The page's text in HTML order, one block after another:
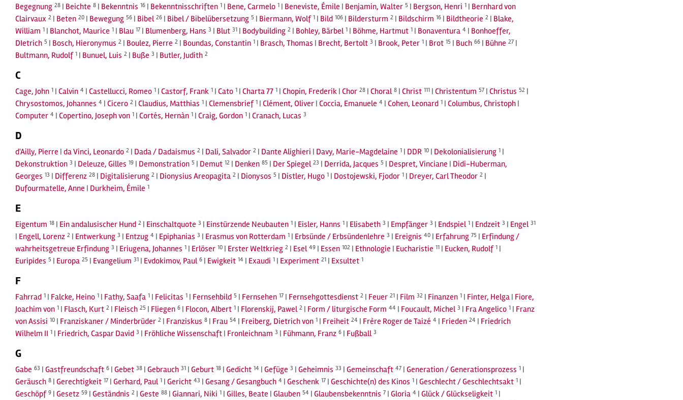
Begegnung 28 | Beichte 8 | Bekenntnis 16 | Bekenntnisschriften 1 | Bene, Carmelo 1 | Beneviste, Émile | Benjamin, Walter 5 | Bergson, Henri 1 | Bernhard von
Clairvaux 2 | Beten 20 | Bewegung 56 | Bibel 26 | Bibel / Bibelübersetzung 5 | Biermann, Wolf 1 | Bild 106 | Bildersturm 2 | Bildschirm 16 | Bildtheorie 2 | Blake,
William 1 | Blanchot, Maurice 1 | Blau 17 | Blumenberg, Hans 3 | Blut 31 | Bodybuilding 2 | Bohley, Bärbel 1 | Böhme, Hartmut 1 | Bonaventura 4 | Bonhoeffer,
DIetrich 5 | Bosch, Hieronymus 2 | Boulez, Pierre 2 | Boundas, Constantin 1 | Brasch, Thomas | Brecht, Bertolt 3 | Brook, Peter 1 | Brot 15 | Buch 66 | Bühne 27 |
Bultmann, Rudolf 1 | Bunuel, Luis 2 | Buße 3 | Butler, Judith 2
C
Cage, John 1 | Calvin 4 | Castellucci, Romeo 1 | Castorf, Frank 1 | Cato 1 | Charta 77 1 | Chopin, Frederik | Chor 28 | Choral 8 | Christ 111 | Christentum 57 | Christus 52 |
Chrysostomos, Johannes 4 | Cicero 2 | Claudius, Matthias 1 | Clemensbrief 1 | Clément, Oliver | Coccia, Emanuele 4 | Cohen, Leonard 1 | Columbus, Christoph |
Computer 4 | Copertino, Joseph von 1 | Cortés, Hernàn 1 | Craig, Gordon 1 | Cranach, Lucas 3
D
d'Ailly, Pierre | da Vinci, Leonardo 2 | Dada / Dadaismus 2 | Dali, Salvador 2 | Dante Alighieri | Davy, Marie-Magdelaine 1 | DDR 10 | Dekolonialisierung 1 |
Dekonstruktion 3 | Deleuze, Gilles 19 | Demonstration 5 | Demut 12 | Denken 85 | Der Spiegel 23 | Derrida, Jacques 5 | Despret, Vinciane | Didi-Huberman,
Georges 13 | Differenz 28 | Digitalisierung 2 | Dionysius Areopagita 2 | Dionysos 5 | Distler, Hugo 1 | Dostojewski, Fjodor 1 | Dreyer, Carl Theodor 2 |
Dufourmatelle, Anne | Durkheim, Émile 1
E
Eigentum 18 | Ein andalusischer Hund 2 | Einschaltquote 3 | Einstürzende Neubauten 1 | Eisler, Hanns 1 | Elisabeth 3 | Empfänger 3 | Endspiel 1 | Endzeit 3 | Engel 31
| Engell, Lorenz 2 | Entwerkung 3 | Entzug 4 | Epiphanias 3 | Erasmus von Rotterdam 1 | Erbsünde / Erbsündenlehre 3 | Ereignis 40 | Erfahrung 75 | Erfindung /
wahrheitsgetreue Erfindung 3 | Eriugena, Johannes 1 | Erlöser 10 | Erster Weltkrieg 2 | Esel 49 | Essen 102 | Ethnologie | Eucharistie 11 | Eucken, Rudolf 1 |
Euripides 5 | Europa 25 | Evangelium 31 | Evdokimov, Paul 6 | Ewigkeit 14 | Exaudi 1 | Experiment 21 | Exsultet 1
F
Fahrrad 1 | Falcke, Heino 1 | Fathy, Saafa 1 | Felicitas 1 | Fernsehbild 5 | Fernsehen 17 | Fernsehgottesdienst 2 | Feuer 21 | Film 32 | Finanzen 1 | Finter, Helga | Fiore,
Joachim von 1 | Flasch, Kurt 2 | Fleisch 25 | Fliegen 6 | Flocon, Albert 1 | Florenskij, Pawel 2 | Form / liturgische Form 44 | Foucault, Michel 3 | Fra Angelico 1 | Franz
von Assisi 10 | Franziskaner / Minderbrüder 2 | Franziskus 8 | Frau 54 | Freiberg, Dietrich von 1 | Freiheit 24 | Frère Roger de Taizé 4 | Frieden 24 | Friedrich
Wilhelm II 1 | Friedrich, Caspar David 3 | Fröhliche Wissenschaft | Fronleichnam 3 | Fühmann, Franz 6 | Fußball 3
G
Gabe 63 | Gastfreundschaft 6 | Gebet 38 | Gebrauch 31 | Geburt 18 | Gedicht 14 | Gefüge 3 | Geheimnis 33 | Gemeinschaft 47 | Generation / Generationsprozess 1 |
Geräusch 8 | Gerechtigkeit 17 | Gerhard, Paul 1 | Gericht 43 | Gesang / Gesangbuch 4 | Geschenk 17 | Geschichte(n) des Kinos 1 | Geschlecht / Geschlechtsakt 1 |
Geschöpf 9 | Gesetz 59 | Geständnis 2 | Geste 88 | Giannari, Niki 1 | Gilles, Beate | Glauben 54 | Glaubensbekenntnis 7 | Gloria 4 | Glück / Glückseligkeit 1 |